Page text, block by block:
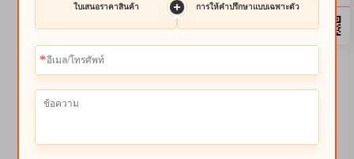
ชื่อบริษัท
ข้อความ
ใบเสนอราคาสินค้า การให้คำปรึกษาแบบเฉพาะตัว